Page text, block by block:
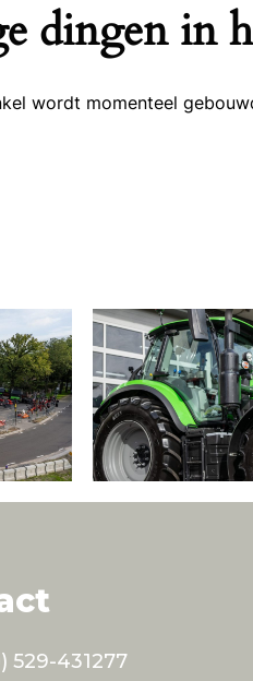
dingen in
wordt momenteel
529-431277